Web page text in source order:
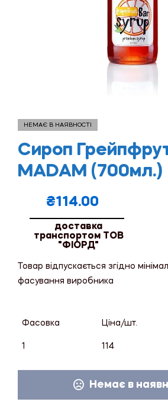
НЕМАЄ В НАЯВНОСТІ
Сироп
MADAM (700мл.)
₴114.00
доставка
транспортом ТОВ
"ФІОРД"
Товар відпускається згідно
фасування виробника
Фасовка Ціна/шт.
1 114
Немає в